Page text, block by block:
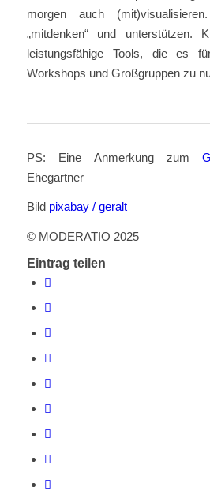
morgen auch
„mitdenken“ und unterstützen.
leistungsfähige Tools, die es
Workshops und Großgruppen zu
PS: Eine Anmerkung zum
Ehegartner
Bild pixabay / geralt
© MODERATIO 2025
Eintrag teilen